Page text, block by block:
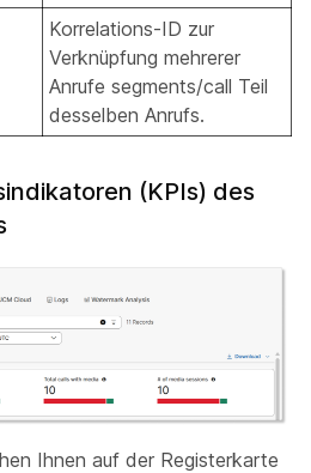
Korrelations-ID zur
Verknüpfung mehrerer
Anrufe segments/call Teil
desselben Anrufs.
(KPIs) des
Ihnen auf der Registerkarte